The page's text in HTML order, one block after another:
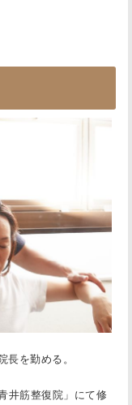
を勤める。
井筋整復院」にて修